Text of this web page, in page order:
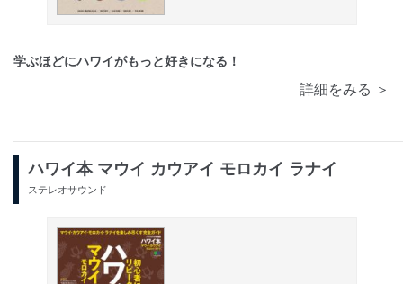
学ぶほどにハワイがもっと好きになる！
詳細をみる ＞
ハワイ本 マウイ カウアイ モロカイ ラナイ
ステレオサウンド